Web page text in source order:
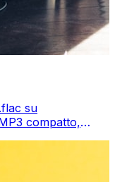
su
compatto,